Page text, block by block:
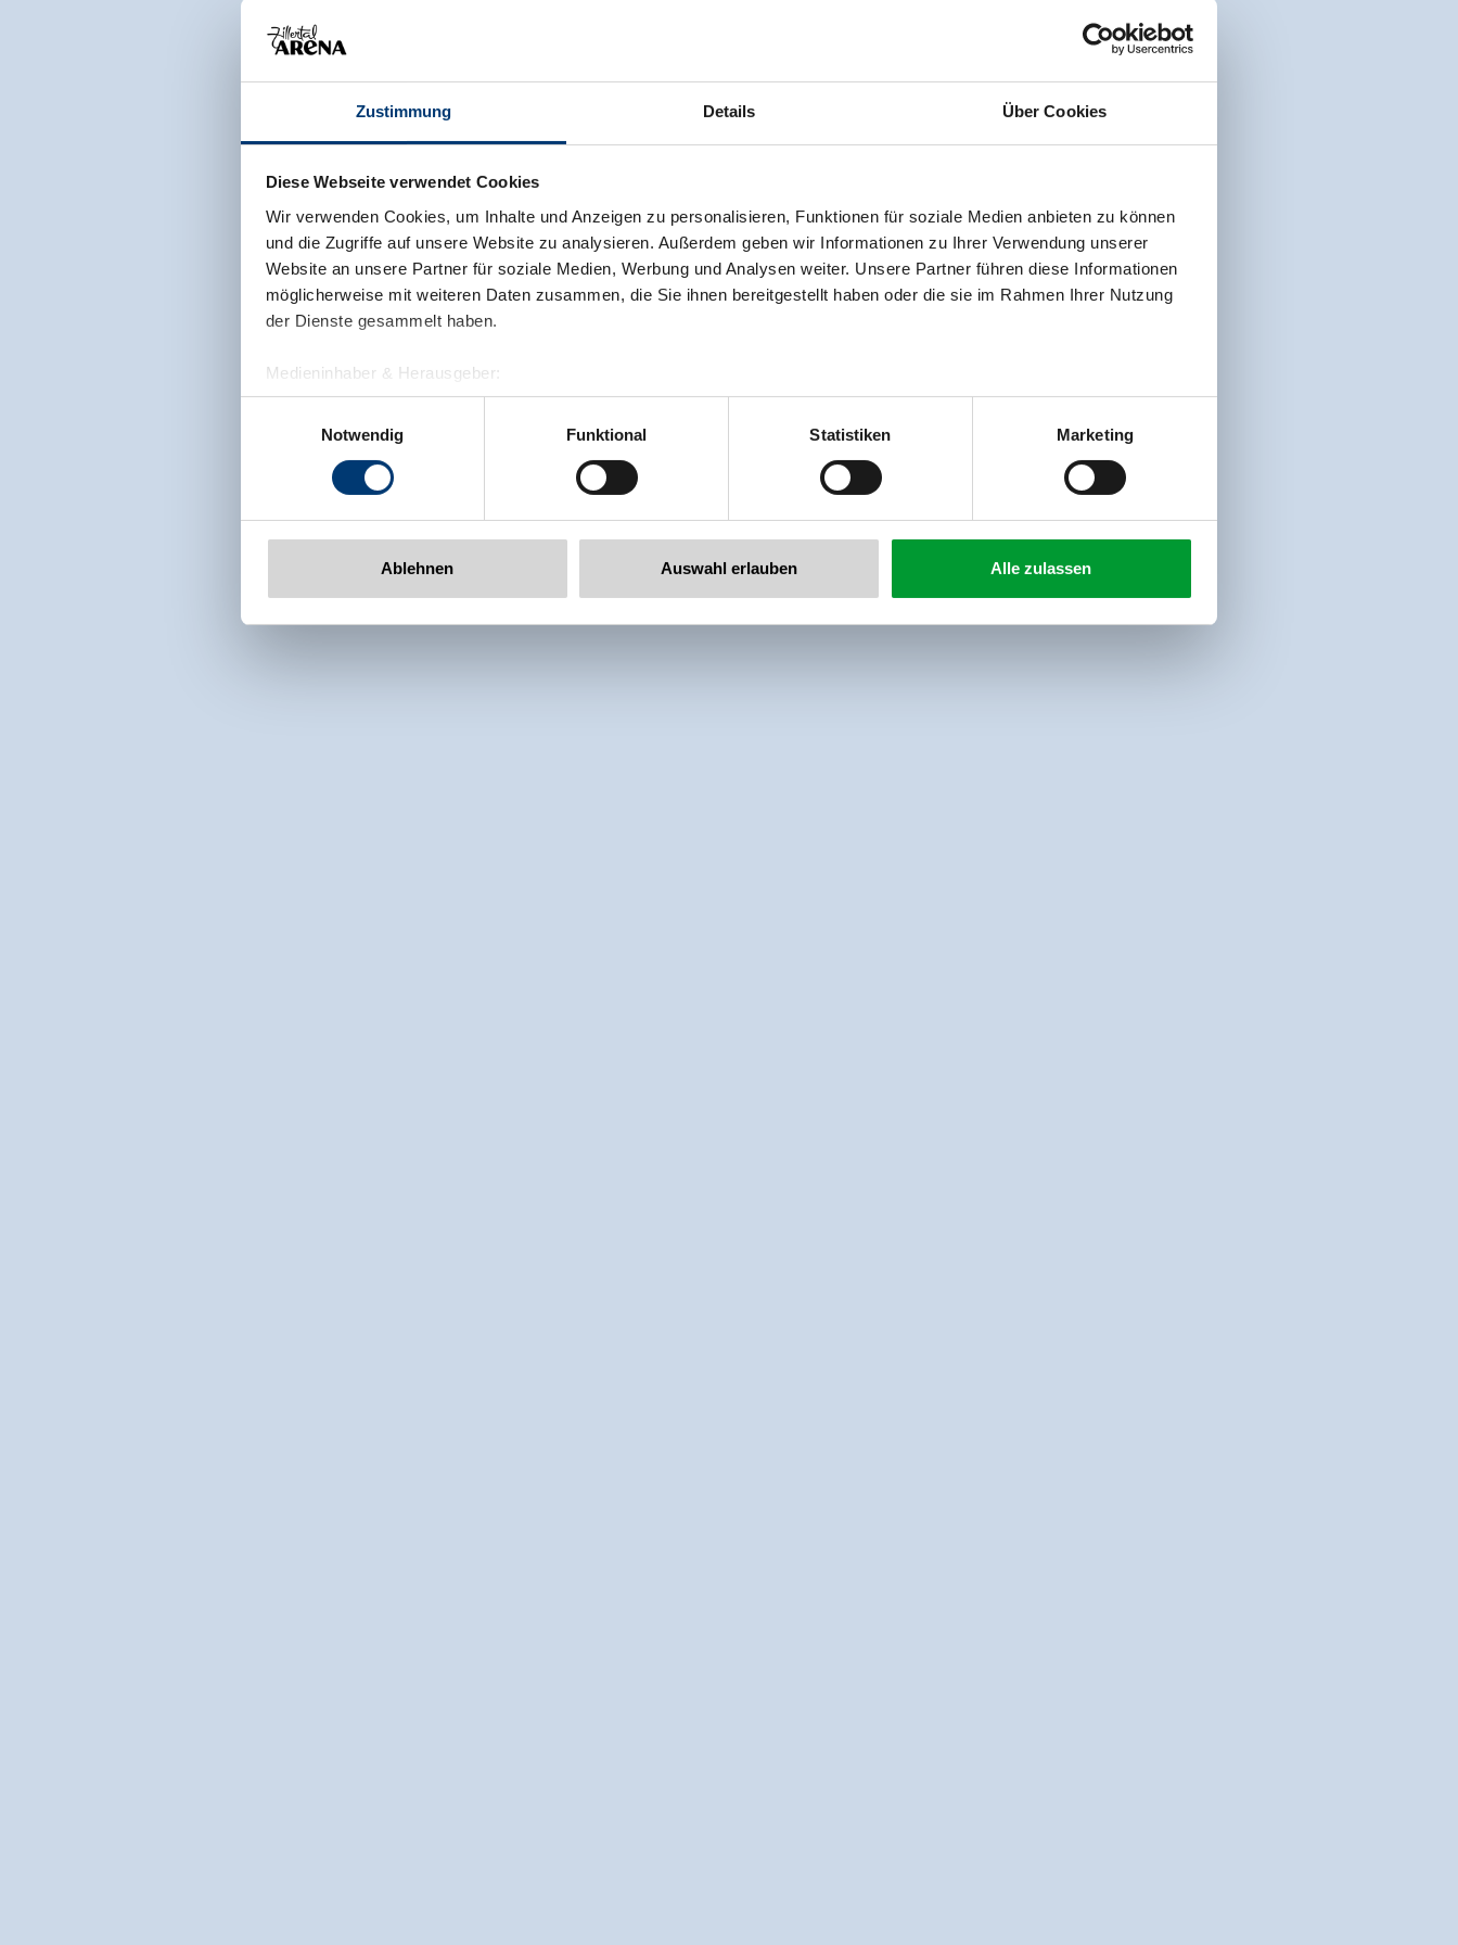
Zustimmung Details Über Cookies
Diese Webseite verwendet Cookies
Wir verwenden Cookies, um Inhalte und Anzeigen zu personalisieren, Funktionen für soziale Medien anbieten zu können
und die Zugriffe auf unsere Website zu analysieren. Außerdem geben wir Informationen zu Ihrer Verwendung unserer
Website an unsere Partner für soziale Medien, Werbung und Analysen weiter. Unsere Partner führen diese Informationen
möglicherweise mit weiteren Daten zusammen, die Sie ihnen bereitgestellt haben oder die sie im Rahmen Ihrer Nutzung
der Dienste gesammelt haben.
Medieninhaber & Herausgeber:
Zeller Bergbahnen Zillertal GmbH & Co KG
Rohr 23// A-6280 Zell am Ziller
www.zillertalarena.com
Notwendig
Funktional Statistiken Marketing
Ablehnen Auswahl erlauben Alle zulassen